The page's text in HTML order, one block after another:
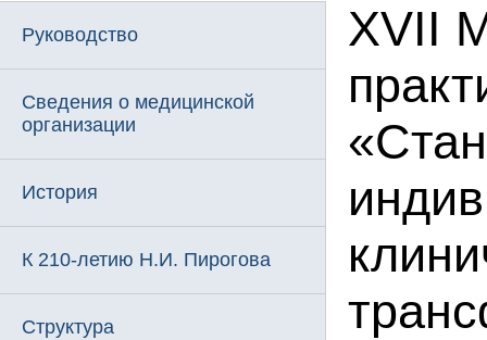
Руководство
Сведения о медицинской
организации
История
К 210-летию Н.И. Пирогова
Структура
XVII